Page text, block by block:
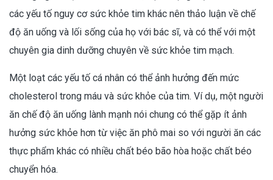
các yếu tố nguy cơ sức khỏe tim khác nên thảo luận về chế
độ ăn uống và lối sống của họ với bác sĩ, và có thể với một
chuyên gia dinh dưỡng chuyên về sức khỏe tim mạch.
Một loạt các yếu tố cá nhân có thể ảnh hưởng đến mức
cholesterol trong máu và sức khỏe của tim. Ví dụ, một người
ăn chế độ ăn uống lành mạnh nói chung có thể gặp ít ảnh
hưởng sức khỏe hơn từ việc ăn phô mai so với người ăn các
thực phẩm khác có nhiều chất béo bão hòa hoặc chất béo
chuyển hóa.